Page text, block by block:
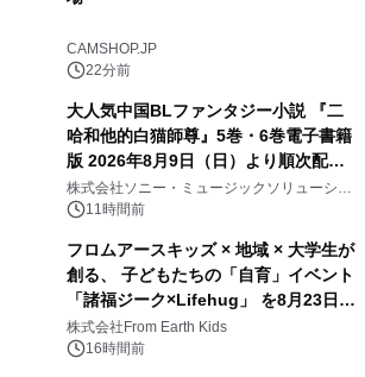
CAMSHOP.JP
22分前
大人気中国BLファンタジー小説 『二
哈和他的白猫師尊』5巻・6巻電子書籍
版 2026年8月9日（日）より順次配信
開始
株式会社ソニー・ミュージックソリューショ
ンズ11時間前
フロムアースキッズ × 地域 × 大学生が
創る、 子どもたちの「自育」イベント
「諸福ジーク×Lifehug」 を8月23日
(日)開催
株式会社From Earth Kids
16時間前